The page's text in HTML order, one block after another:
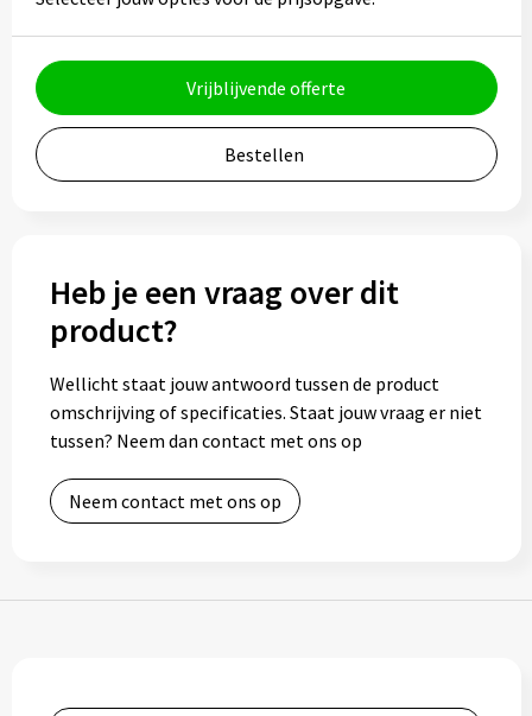
Bidons
Drinkbekers
Drinkflessen
Mokken & kopjes
Glazen
Lunchboxen
Snoep
Stormparaplu's
Vrijblijvende offerte
Bestellen
Heb je een vraag over dit
product?
Wellicht staat jouw antwoord tussen de product
omschrijving of specificaties. Staat jouw vraag er niet
tussen? Neem dan contact met ons op
Neem contact met ons op